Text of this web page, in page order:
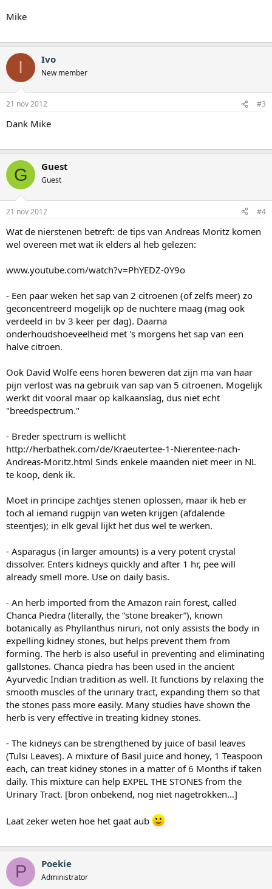
Mike
I Ivo
New member
21 nov 2012 #3
Dank Mike
G Guest
Guest
21 nov 2012 #4
Wat de nierstenen betreft: de tips van Andreas Moritz komen
wel overeen met wat ik elders al heb gelezen:
www.youtube.com/watch?v=PhYEDZ-0Y9o
- Een paar weken het sap van 2 citroenen (of zelfs meer) zo
geconcentreerd mogelijk op de nuchtere maag (mag ook
verdeeld in bv 3 keer per dag). Daarna
onderhoudshoeveelheid met 's morgens het sap van een
halve citroen.
Ook David Wolfe eens horen beweren dat zijn ma van haar
pijn verlost was na gebruik van sap van 5 citroenen. Mogelijk
werkt dit vooral maar op kalkaanslag, dus niet echt
"breedspectrum."
- Breder spectrum is wellicht
http://herbathek.com/de/Kraeutertee-1-Nierentee-nach-
Andreas-Moritz.html Sinds enkele maanden niet meer in NL
te koop, denk ik.
Moet in principe zachtjes stenen oplossen, maar ik heb er
toch al iemand rugpijn van weten krijgen (afdalende
steentjes); in elk geval lijkt het dus wel te werken.
- Asparagus (in larger amounts) is a very potent crystal
dissolver. Enters kidneys quickly and after 1 hr, pee will
already smell more. Use on daily basis.
- An herb imported from the Amazon rain forest, called
Chanca Piedra (literally, the “stone breaker”), known
botanically as Phyllanthus niruri, not only assists the body in
expelling kidney stones, but helps prevent them from
forming. The herb is also useful in preventing and eliminating
gallstones. Chanca piedra has been used in the ancient
Ayurvedic Indian tradition as well. It functions by relaxing the
smooth muscles of the urinary tract, expanding them so that
the stones pass more easily. Many studies have shown the
herb is very effective in treating kidney stones.
- The kidneys can be strengthened by juice of basil leaves
(Tulsi Leaves). A mixture of Basil juice and honey, 1 Teaspoon
each, can treat kidney stones in a matter of 6 Months if taken
daily. This mixture can help EXPEL THE STONES from the
Urinary Tract. [bron onbekend, nog niet nagetrokken...]
Laat zeker weten hoe het gaat aub
P Poekie
Administrator